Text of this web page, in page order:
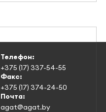
Телефон:
+375 (17) 337-54-55
Факс:
+375 (17) 374-24-50
Почта:
agat@agat.by